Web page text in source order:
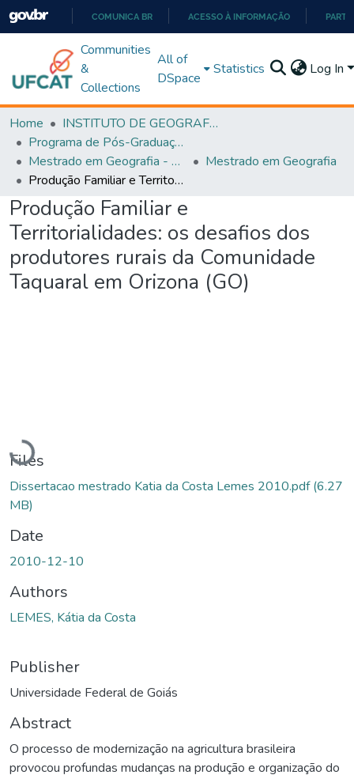
PARA
O
COMUNICA BR ACESSO À INFORMAÇÃO
Communities
&
Collections
All of
DSpace
Statistics Log In
Home
INSTITUTO DE GEOGRAFIA
Programa de Pós-Graduação em Geografia - PPGGEO
Mestrado em Geografia - PPGGEO
Mestrado em Geografia
Produção Familiar e Territorialidades: os desafios dos produtores rurais da Comunidade Taquaral em Orizona (GO)
Produção Familiar e
Territorialidades: os desafios dos
produtores rurais da Comunidade
Taquaral em Orizona (GO)
Loading...
Files
Dissertacao mestrado Katia da Costa Lemes 2010.pdf(6.27
MB)
Date
2010-12-10
Authors
LEMES, Kátia da Costa
Publisher
Universidade Federal de Goiás
Abstract
O processo de modernização na agricultura brasileira
provocou profundas mudanças na produção e organização do